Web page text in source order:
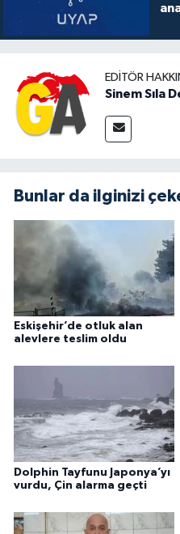
EDITÖR
Sinem Sıla
Bunlar da ilginizi
Eskişehir’de otluk alan
alevlere teslim oldu
Dolphin Tayfunu Japonya’yı
vurdu, Çin alarma geçti